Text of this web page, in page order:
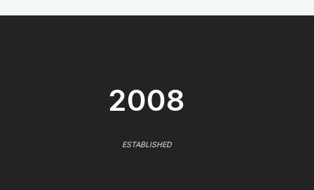
2008
ESTABLISHED